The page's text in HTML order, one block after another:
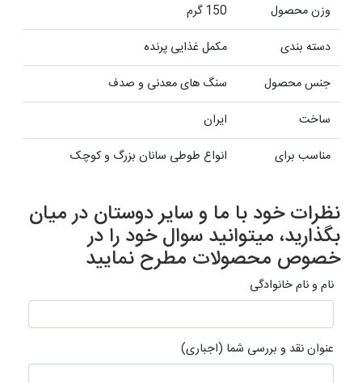
وزن محصول
150 گرم
دسته بندی
مکمل غذایی پرنده
جنس محصول
سنگ های معدنی و صدف
ساخت
ایران
مناسب برای
انواع طوطی سانان بزرگ و کوچک
نظرات خود با ما و سایر دوستان در میان
بگذارید، میتوانید سوال خود را در
خصوص محصولات مطرح نمایید
نام و نام خانوادگی
عنوان نقد و بررسی شما (اجباری)